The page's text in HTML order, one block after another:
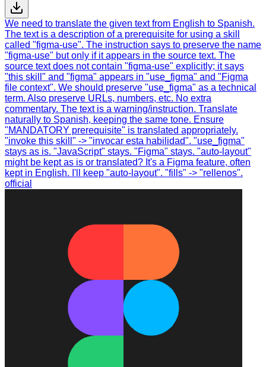
We need to translate the given text from English to Spanish.
The text is a description of a prerequisite for using a skill
called "figma-use". The instruction says to preserve the name
"figma-use" but only if it appears in the source text. The
source text does not contain "figma-use" explicitly; it says
"this skill" and "figma" appears in "use_figma" and "Figma
file context". We should preserve "use_figma" as a technical
term. Also preserve URLs, numbers, etc. No extra
commentary. The text is a warning/instruction. Translate
naturally to Spanish, keeping the same tone. Ensure
"MANDATORY prerequisite" is translated appropriately.
"invoke this skill" -> "invocar esta habilidad". "use_figma"
stays as is. "JavaScript" stays. "Figma" stays. "auto-layout"
might be kept as is or translated? It's a Figma feature, often
kept in English. I'll keep "auto-layout". "fills" -> "rellenos".
official